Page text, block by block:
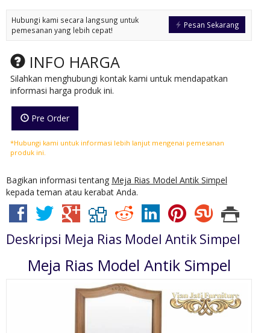
Pesan Sekarang
Hubungi kami secara langsung untuk
pemesanan yang lebih cepat!
INFO HARGA
Silahkan menghubungi kontak kami untuk mendapatkan
informasi harga produk ini.
Pre Order
*Hubungi kami untuk informasi lebih lanjut mengenai pemesanan
produk ini.
Bagikan informasi tentang Meja Rias Model Antik Simpel
kepada teman atau kerabat Anda.
Deskripsi Meja Rias Model Antik Simpel
Meja Rias Model Antik Simpel